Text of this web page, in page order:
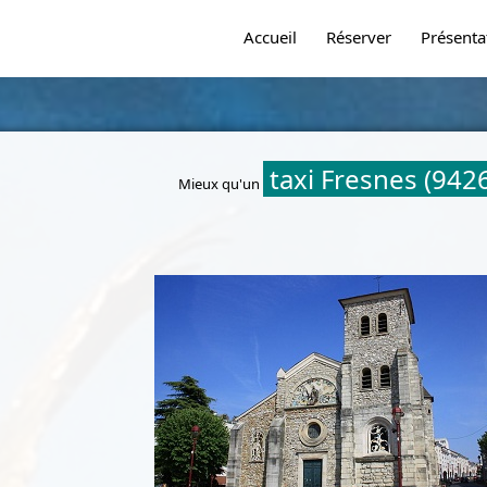
Accueil Réserver
Mieux qu'un taxi Fresnes